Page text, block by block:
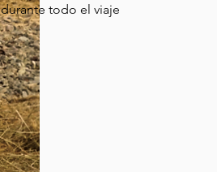
durante todo el viaje